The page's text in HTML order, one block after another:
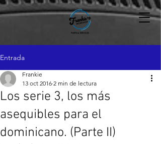
Entrada
Los serie 3, los más
asequibles para el
dominicano. (Parte II)
Frankie
13 oct 2016 2 min de lectura